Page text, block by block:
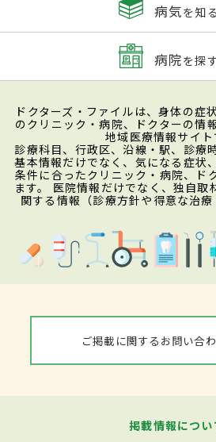
病気を知る
病院を探
ドクターズ・ファイルは、身体の症
のクリニック・病院、ドクターの情
地域医療情報サイト
診療科目、行政区、沿線・駅、診療
基本情報だけでなく、気になる症状
条件に合ったクリニック・病院、ド
ます。 医院情報だけでなく、独自取
関する情報（診療方針や得意な治療
ご掲載に関するお問い合
掲載情報につい